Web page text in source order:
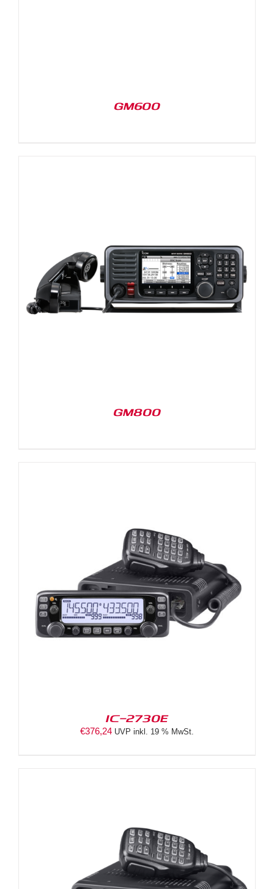
GM600
GM800
IC-2730E
€376,24 UVP inkl. 19 % MwSt.